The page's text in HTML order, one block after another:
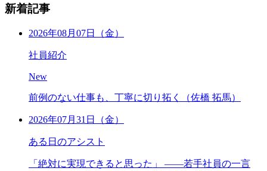
新着記事
2026年08月07日（金）
社員紹介
New
前例のない仕事も、丁寧に切り拓く（佐橋 拓馬）
2026年07月31日（金）
ある日のアシスト
「絶対に実現できると思った」 ――若手社員の一言